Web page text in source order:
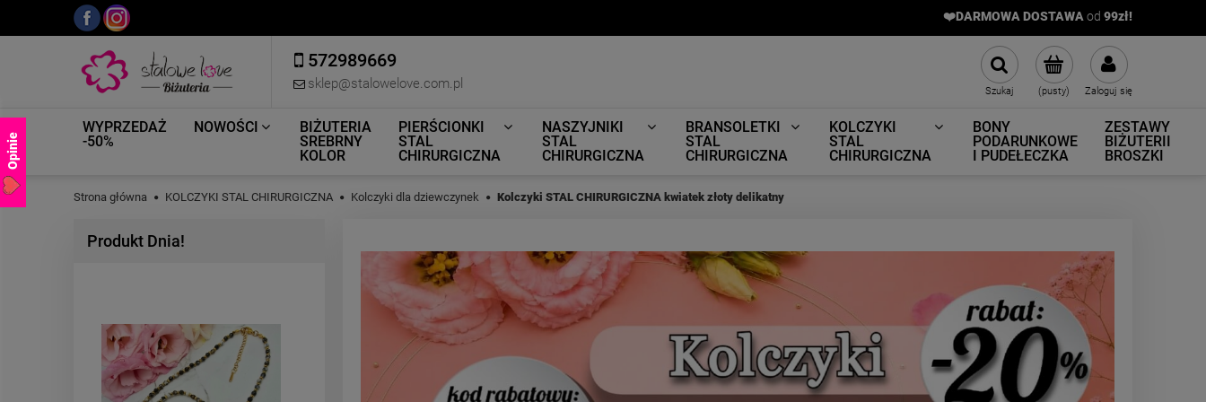
❤️DARMOWA DOSTAWA od 99zł!
572989669
sklep@stalowelove.com.pl (pusty) Zaloguj się
Szukaj
WYPRZEDAŻ
-50%
NOWOŚCI
BIŻUTERIA
SREBRNY
KOLOR
PIERŚCIONKI
STAL
CHIRURGICZNA
NASZYJNIKI
STAL
CHIRURGICZNA
BRANSOLETKI
STAL
CHIRURGICZNA
KOLCZYKI
STAL
CHIRURGICZNA
BONY
PODARUNKOWE
I PUDEŁECZKA
ZESTAWY
BIŻUTERII
BROSZKI
Strona główna KOLCZYKI STAL CHIRURGICZNA Kolczyki dla dziewczynek Kolczyki STAL CHIRURGICZNA kwiatek złoty delikatny
Produkt Dnia!
Opinie